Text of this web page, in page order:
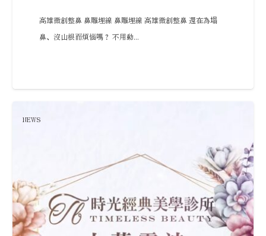
高雄微創整鼻 鼻雕埋線 鼻雕埋線 高雄微創整鼻 還在為塌
鼻、沒山根而煩惱嗎？ 不用動...
NEWS